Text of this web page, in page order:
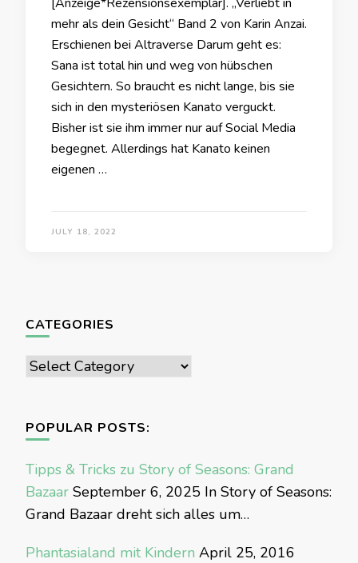
mehr als dein Gesicht“ Band 2 von Karin Anzai.
Erschienen bei Altraverse Darum geht es:
Sana ist total hin und weg von hübschen
Gesichtern. So braucht es nicht lange, bis sie
sich in den mysteriösen Kanato verguckt.
Bisher ist sie ihm immer nur auf Social Media
begegnet. Allerdings hat Kanato keinen
eigenen …
JULY 18, 2022
CATEGORIES
Categories
POPULAR POSTS:
Tipps & Tricks zu Story of Seasons: Grand
Bazaar September 6, 2025 In Story of Seasons:
Grand Bazaar dreht sich alles um…
Phantasialand mit Kindern April 25, 2016